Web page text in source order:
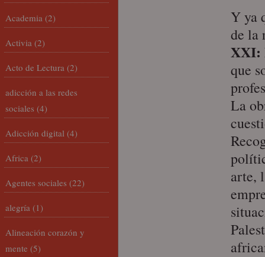
Y ya
de la
XXI:
que
La
arte,
Academia (2)
Activia (2)
Acto de Lectura (2)
adicción a las redes
sociales (4)
Adicción digital (4)
Africa (2)
Agentes sociales (22)
alegría (1)
Alineación corazón y
mente (5)